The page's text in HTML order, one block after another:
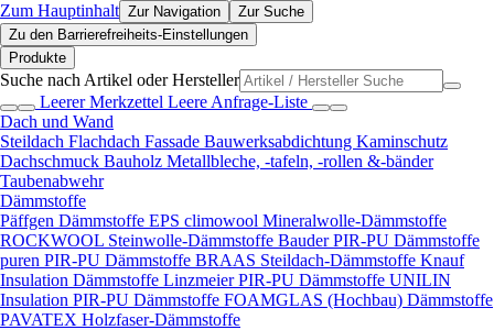
Zum Hauptinhalt Zur Navigation
Zur Suche
Zu den Barrierefreiheits-Einstellungen
Produkte
Suche nach Artikel oder Hersteller
Leerer Merkzettel Leere Anfrage-Liste
Dach und Wand
Steildach Flachdach Fassade Bauwerksabdichtung Kaminschutz
Dachschmuck Bauholz Metallbleche, -tafeln, -rollen &-bänder
Taubenabwehr
Dämmstoffe
Päffgen Dämmstoffe EPS climowool Mineralwolle-Dämmstoffe
ROCKWOOL Steinwolle-Dämmstoffe Bauder PIR-PU Dämmstoffe
puren PIR-PU Dämmstoffe BRAAS Steildach-Dämmstoffe Knauf
Insulation Dämmstoffe Linzmeier PIR-PU Dämmstoffe UNILIN
Insulation PIR-PU Dämmstoffe FOAMGLAS (Hochbau) Dämmstoffe
PAVATEX Holzfaser-Dämmstoffe